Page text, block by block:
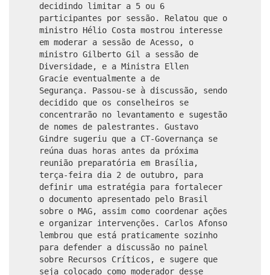
decidindo limitar a 5 ou 6
participantes por sessão. Relatou que o
ministro Hélio Costa mostrou interesse
em moderar a sessão de Acesso, o
ministro Gilberto Gil a sessão de
Diversidade, e a Ministra Ellen
Gracie eventualmente a de
Segurança. Passou-se à discussão, sendo
decidido que os conselheiros se
concentrarão no levantamento e sugestão
de nomes de palestrantes. Gustavo
Gindre sugeriu que a CT-Governança se
reúna duas horas antes da próxima
reunião preparatória em Brasília,
terça-feira dia 2 de outubro, para
definir uma estratégia para fortalecer
o documento apresentado pelo Brasil
sobre o MAG, assim como coordenar ações
e organizar intervenções. Carlos Afonso
lembrou que está praticamente sozinho
para defender a discussão no painel
sobre Recursos Críticos, e sugere que
seja colocado como moderador desse